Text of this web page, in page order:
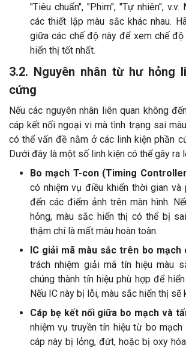
"Tiêu chuẩn", "Phim", "Tự nhiên",
các thiết lập màu sắc khác nhau.
giữa các chế độ này để xem chế
hiển thị tốt nhất.
3.2. Nguyên nhân từ hư hỏng
cứng
Nếu các nguyên nhân liên quan không
cáp kết nối ngoại vi mà tình trạng sai
có thể vấn đề nằm ở các linh kiện phần
Dưới đây là một số linh kiện có thể gây ra
Bo mạch T-con (Timing
có nhiệm vụ điều khiển thời gian và
đến các điểm ảnh trên màn hình.
hỏng, màu sắc hiển thị có thể bị
thậm chí là mất màu hoàn toàn.
IC giải mã màu sắc trên bo mạch
trách nhiệm giải mã tín hiệu màu
chúng thành tín hiệu phù hợp để
Nếu IC này bị lỗi, màu sắc hiển thị sẽ
Cáp bẹ kết nối giữa bo mạch và
nhiệm vụ truyền tín hiệu từ bo mạch
cáp này bị lỏng, đứt, hoặc bị oxy